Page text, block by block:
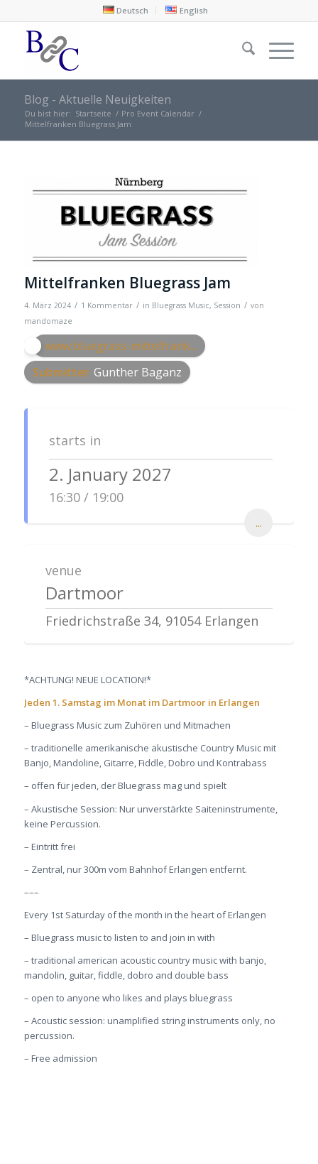
Deutsch English
Blog - Aktuelle Neuigkeiten
Du bist hier: Startseite / Pro Event Calendar /
Mittelfranken Bluegrass Jam
Mittelfranken Bluegrass Jam
4. März 2024 / 1 Kommentar / in Bluegrass Music, Session / von
mandomaze
www.bluegrass-mittelfrank...
Submitter Gunther Baganz
starts in
2. January 2027
16:30 / 19:00
...
venue
Dartmoor
Friedrichstraße 34, 91054 Erlangen
*ACHTUNG! NEUE LOCATION!*
Jeden 1. Samstag im Monat im Dartmoor in Erlangen
– Bluegrass Music zum Zuhören und Mitmachen
– traditionelle amerikanische akustische Country Music mit
Banjo, Mandoline, Gitarre, Fiddle, Dobro und Kontrabass
– offen für jeden, der Bluegrass mag und spielt
– Akustische Session: Nur unverstärkte Saiteninstrumente,
keine Percussion.
– Eintritt frei
– Zentral, nur 300m vom Bahnhof Erlangen entfernt.
–––
Every 1st Saturday of the month in the heart of Erlangen
– Bluegrass music to listen to and join in with
– traditional american acoustic country music with banjo,
mandolin, guitar, fiddle, dobro and double bass
– open to anyone who likes and plays bluegrass
– Acoustic session: unamplified string instruments only, no
percussion.
– Free admission